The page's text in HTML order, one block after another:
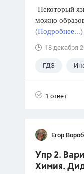
Некоторый
можно
(Подробнее...)
18 декабря
ГДЗ
1 ответ
Егор
Упр 2.
Химия.